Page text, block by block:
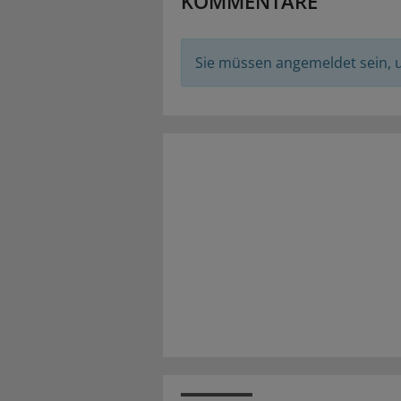
Sie müssen angemeldet